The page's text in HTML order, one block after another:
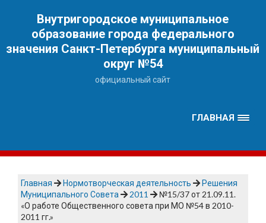
Внутригородское муниципальное
образование города федерального
значения Санкт-Петербурга муниципальный
округ №54
официальный сайт
ГЛАВНАЯ
Главная Нормотворческая деятельность
Решения
Муниципального Совета
2011
№15/37 от 21.09.11.
«О работе Общественного совета при МО №54 в 2010-
2011 гг.»